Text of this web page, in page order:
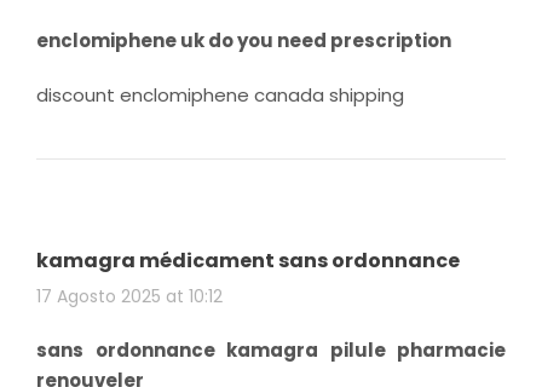
enclomiphene uk do you need prescription
discount enclomiphene canada shipping
kamagra médicament sans ordonnance
17 Agosto 2025 at 10:12
sans ordonnance kamagra pilule pharmacie
renouveler